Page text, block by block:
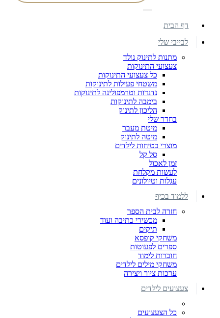
דף הבית
לבייבי שלי
מתנות לתינוק נולד
צעצועי התינוקות
כל צעצועי התינוקות
משטחי פעילות לתינוקות
נדנדות וטרמפולינה לתינוקות
בימבה לתינוקות
הליכון לתינוק
בחדר שלי
מיטת מעבר
מיטה לתינוק
מוצרי בטיחות לילדים
סל קל
זמן לאכול
לעשות מקלחת
עגלות וטיולונים
ללמוד בכיף
חזרה לבית הספר
מכשירי כתיבה ועוד
תיקים
משחקי קופסא
ספרים לפעוטות
חוברות לימוד
משחקי מילים לילדים
ערכות ציור ויצירה
צעצועים לילדים
כל הצעצועים